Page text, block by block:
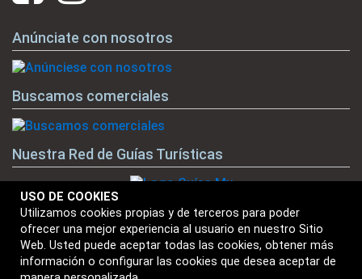
USO DE COOKIES
Utilizamos cookies propias y de terceros para poder
ofrecer una mejor experiencia al usuario en nuestro Sitio
Web. Usted puede aceptar todas las cookies, obtener más
información o configurar las cookies que desea aceptar de
Anúnciate con nosotros
Buscamos comerciales
Nuestra Red de Guías Turísticas
Nuestras Marcas